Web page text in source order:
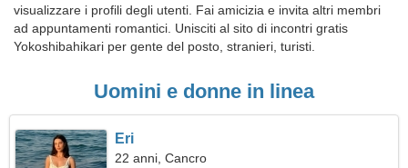
visualizzare i profili degli utenti. Fai amicizia e invita altri membri
ad appuntamenti romantici. Unisciti al sito di incontri gratis
Yokoshibahikari per gente del posto, stranieri, turisti.
Uomini e donne in linea
Eri
22 anni, Cancro